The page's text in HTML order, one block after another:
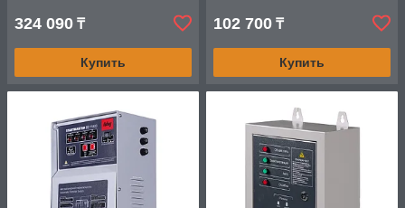
324 090 ₸
Купить
102 700 ₸
Купить